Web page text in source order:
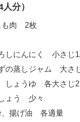
分）
も肉 2枚
しにんにく 小さじ
の蒸しジャム 大さ
しょうゆ 各大さじ2
ょう 少々
、揚げ油 各適量